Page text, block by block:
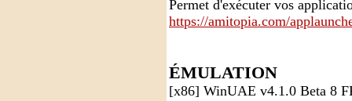
Permet d'exécuter vos
https://amitopia.com/
ÉMULATION
[x86] WinUAE v4.1.0 Beta 8